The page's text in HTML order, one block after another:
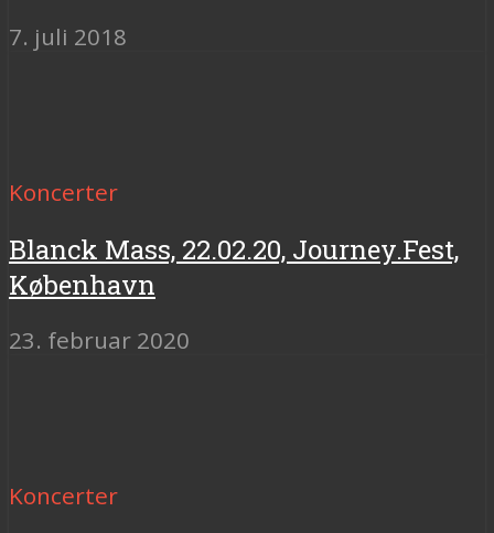
7. juli 2018
Koncerter
Blanck Mass, 22.02.20, Journey.Fest,
København
23. februar 2020
Koncerter